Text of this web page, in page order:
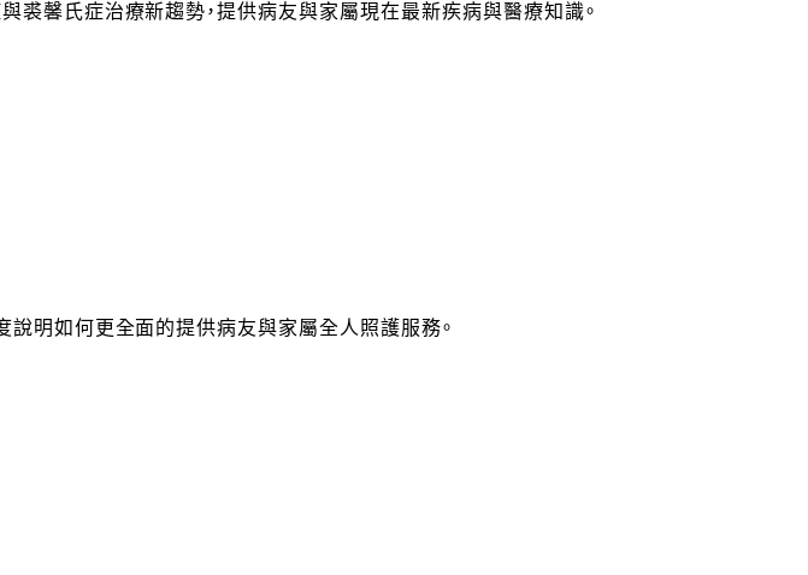
馨氏症治療新趨勢，提供病友與家屬現在最新疾病與醫療知識。
明如何更全面的提供病友與家屬全人照護服務。